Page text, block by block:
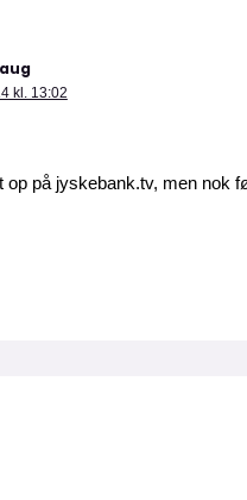
kl. 13:02
på jyskebank.tv, men nok